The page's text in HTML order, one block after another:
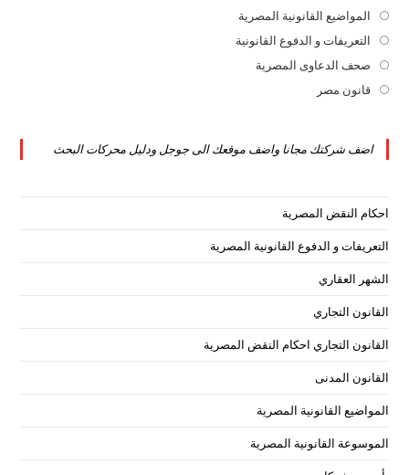
new
tab
a
new
in
a
new
المواضيع القانونية المصرية
inالتعريفات و الدفوع القانونية
صحف الدعاوى المصرية
tab
قانون مصر
new
اضف شركتك مجانا واضف موقعك الى جوجل ودليل محركات البحث
احكام النقض المصرية
التعريفات و الدفوع القانونية المصرية
الشهر العقاري
القانون التجاري
القانون التجاري احكام النقض المصرية
القانون المدنى
المواضيع القانونية المصرية
الموسوعة القانونية المصرية